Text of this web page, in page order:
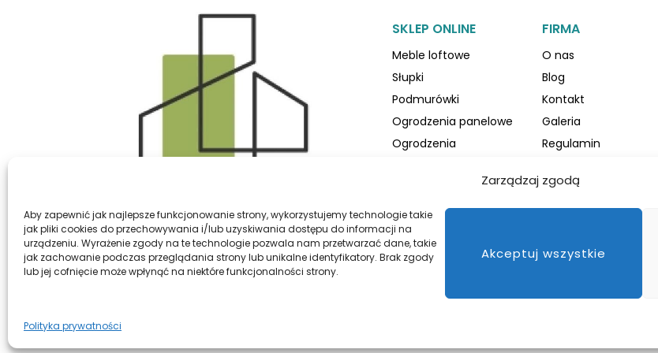
Zarządzaj zgodą
Aby zapewnić jak najlepsze funkcjonowanie strony, wykorzystujemy technologie takie
jak pliki cookies do przechowywania i/lub uzyskiwania dostępu do informacji na
urządzeniu. Wyrażenie zgody na te technologie pozwala nam przetwarzać dane, takie
jak zachowanie podczas przeglądania strony lub unikalne identyfikatory. Brak zgody
lub jej cofnięcie może wpłynąć na niektóre funkcjonalności strony.
Akceptuj wszystkie
Polityka prywatności
SKLEP ONLINE
Meble loftowe
Słupki
Podmurówki
Ogrodzenia panelowe
Ogrodzenia
ogrodzeniowe
FIRMA
O nas
Blog
Kontakt
Galeria
Regulamin
Polityka plików cookies